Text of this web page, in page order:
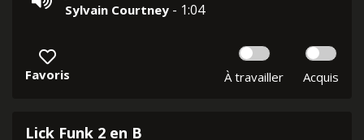
Sylvain Courtney - 1:04
Favoris À travailler Acquis
Lick Funk 2 en B